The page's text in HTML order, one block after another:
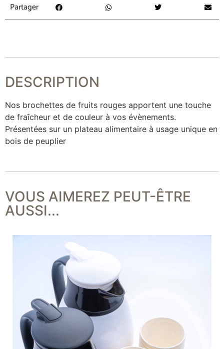
Partager
DESCRIPTION
Nos brochettes de fruits rouges apportent une touche
de fraîcheur et de couleur à vos évènements.
Présentées sur un plateau alimentaire à usage unique en
bois de peuplier
VOUS AIMEREZ PEUT-ÊTRE
AUSSI...